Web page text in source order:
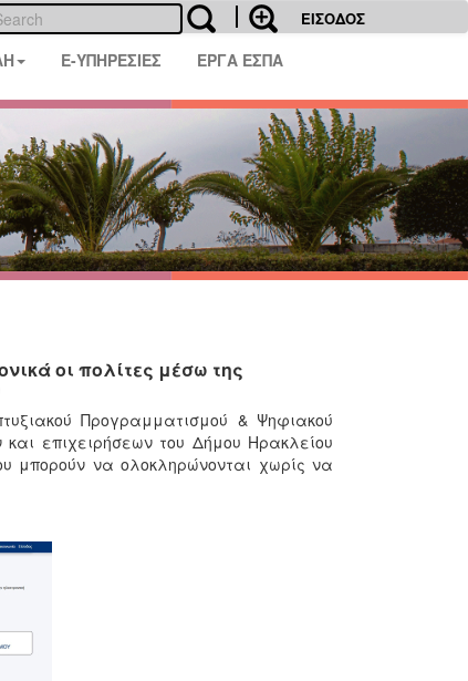
ΕΙΣΟΔΟΣ
E-ΥΠΗΡΕΣΙΕΣ ΕΡΓΑ ΕΣΠΑ
οι πολίτες μέσω της
Προγραμματισμού & Ψηφιακού
επιχειρήσεων του Δήμου Ηρακλείου
μπορούν να ολοκληρώνονται χωρίς να